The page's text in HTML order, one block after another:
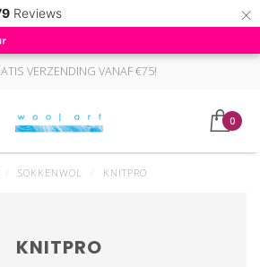
Reviews ×
VERZENDING VANAF €75!
0
SOKKENWOL KNITPRO
KNITPRO